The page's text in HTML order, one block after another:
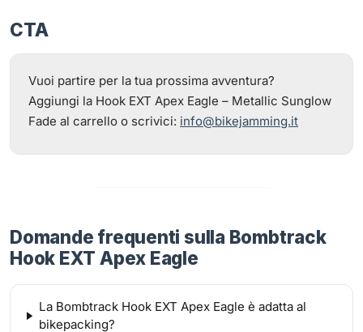
CTA
Vuoi partire per la tua prossima avventura?
Aggiungi la Hook EXT Apex Eagle – Metallic Sunglow
Fade al carrello o scrivici: info@bikejamming.it
Domande frequenti sulla Bombtrack
Hook EXT Apex Eagle
La Bombtrack Hook EXT Apex Eagle è adatta al
bikepacking?